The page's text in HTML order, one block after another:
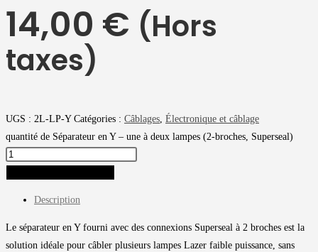
14,00 € (Hors
taxes)
UGS : 2L-LP-Y Catégories : Câblages, Électronique et câblage
quantité de Séparateur en Y – une à deux lampes (2-broches, Superseal)
Description
Le séparateur en Y fourni avec des connexions Superseal à 2 broches est la
solution idéale pour câbler plusieurs lampes Lazer faible puissance, sans